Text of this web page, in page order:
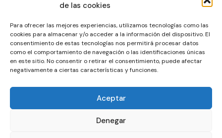
de las cookies
Para ofrecer las mejores experiencias, utilizamos tecnologías como las
cookies para almacenar y/o acceder a la información del dispositivo. El
consentimiento de estas tecnologías nos permitirá procesar datos
como el comportamiento de navegación o las identificaciones únicas
en este sitio. No consentir o retirar el consentimiento, puede afectar
negativamente a ciertas características y funciones.
Aceptar
Denegar